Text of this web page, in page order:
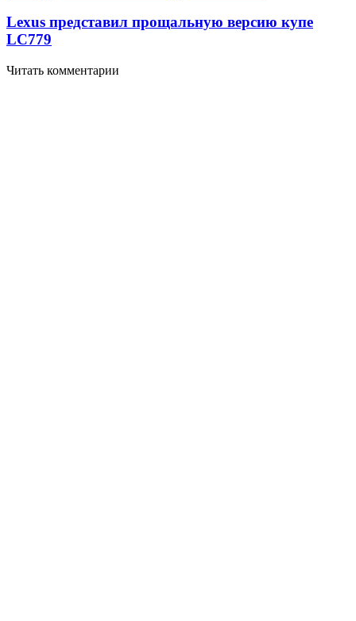
Lexus представил прощальную версию купе
LC779
Читать комментарии